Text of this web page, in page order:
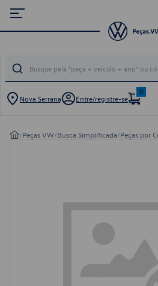
Nova Serrana Entre/registre-se
0
/Peças VW/Busca Simplificada/Peças por